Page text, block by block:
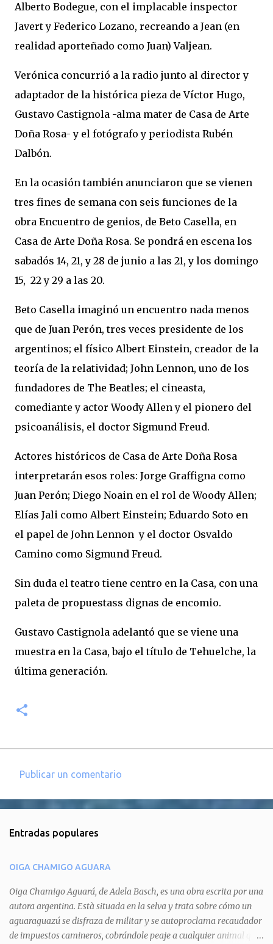
Alberto Bodegue, con el implacable inspector
Javert y Federico Lozano, recreando a Jean (en
realidad aporteñado como Juan) Valjean.
Verónica concurrió a la radio junto al director y
adaptador de la histórica pieza de Víctor Hugo,
Gustavo Castignola -alma mater de Casa de Arte
Doña Rosa- y el fotógrafo y periodista Rubén
Dalbón.
En la ocasión también anunciaron que se vienen
tres fines de semana con seis funciones de la
obra Encuentro de genios, de Beto Casella, en
Casa de Arte Doña Rosa. Se pondrá en escena los
sabadós 14, 21, y 28 de junio a las 21, y los domingo
15, 22 y 29 a las 20.
Beto Casella imaginó un encuentro nada menos
que de Juan Perón, tres veces presidente de los
argentinos; el físico Albert Einstein, creador de la
teoría de la relatividad; John Lennon, uno de los
fundadores de The Beatles; el cineasta,
comediante y actor Woody Allen y el pionero del
psicoanálisis, el doctor Sigmund Freud.
Actores históricos de Casa de Arte Doña Rosa
interpretarán esos roles: Jorge Graffigna como
Juan Perón; Diego Noain en el rol de Woody Allen;
Elías Jali como Albert Einstein; Eduardo Soto en
el papel de John Lennon y el doctor Osvaldo
Camino como Sigmund Freud.
Sin duda el teatro tiene centro en la Casa, con una
paleta de propuestass dignas de encomio.
Gustavo Castignola adelantó que se viene una
muestra en la Casa, bajo el título de Tehuelche, la
última generación.
e
t
a
r
i
Publicar un comentario
Entradas populares
OIGA CHAMIGO AGUARA
Oiga Chamigo Aguará, de Adela Basch, es una obra escrita por una
autora argentina. Està situada en la selva y trata sobre cómo un
aguaraguazú se disfraza de militar y se autoproclama recaudador
de impuestos camineros, cobrándole peaje a cualquier animal que